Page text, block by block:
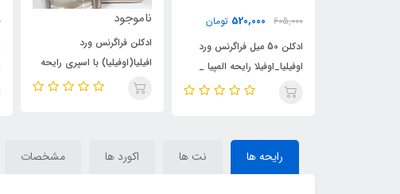
ناموجود
ادکلن فراگرنس ورد
افیلیا(اوفیلیا) با اسپری رایحه
پاکو رابان المپیا
605,000
ادکلن 50 میل فراگرنس ورد
اوفیلیا_اوفیلا رایحه المپیا _
اولمپیا پاکو
رایحه ها نت ها اکورد ها مشخصات